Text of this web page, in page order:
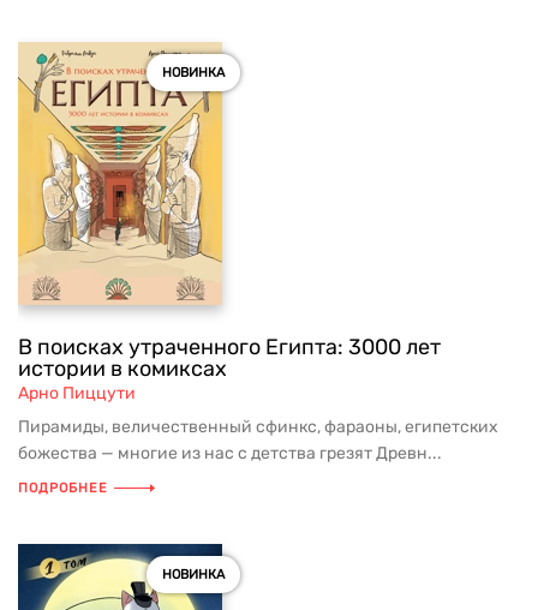
НОВИНКА
В поисках утраченного Египта: 3000 лет
истории в комиксах
Арно Пиццути
Пирамиды, величественный сфинкс, фараоны, египетских
божества — многие из нас с детства грезят Древн...
ПОДРОБНЕЕ
НОВИНКА